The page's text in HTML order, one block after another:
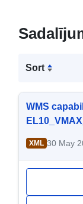
Sort
WMS
XML 30 May